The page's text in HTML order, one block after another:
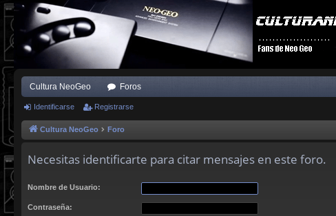
Cultura NeoGeo Foros
Identificarse Registrarse
Cultura NeoGeo Foro
Necesitas identificarte para citar mensajes en este foro.
Nombre de Usuario:
Contraseña: